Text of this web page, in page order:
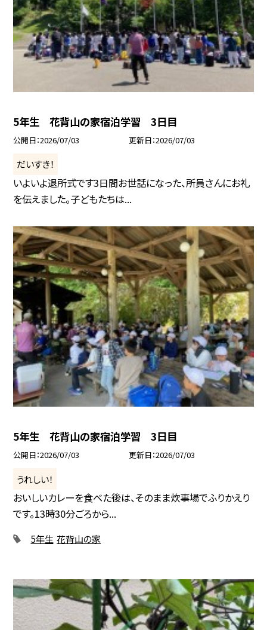
5年生 花背山の家宿泊学習 3日目
公開日 2026/07/03 更新日 2026/07/03
だいすき！
いよいよ退所式です3日間お世話になった、所員さんにお礼
を伝えました。子どもたちは...
5年生 花背山の家宿泊学習 3日目
公開日 2026/07/03 更新日 2026/07/03
うれしい！
おいしいカレーを食べた後は、そのまま炊事場でふりかえり
です。13時30分ごろから...
5年生 花背山の家